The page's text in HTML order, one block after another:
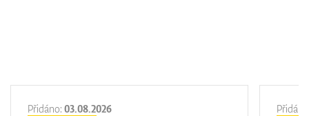
Přidáno: 03.08.2026